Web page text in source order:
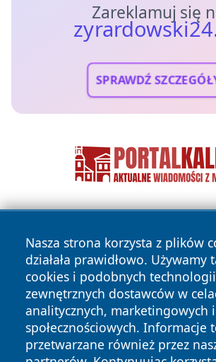
Zareklamuj się
SPRAWDŹ
Nasza strona korzysta z plików
działała prawidłowo. Używamy
cookies i podobnych
zewnętrznych dostawców w
analitycznych, marketingowych i
społecznościowych. Informacje
przetwarzane również przez
Copyright © 2026 zyrardowski24.pl
zastrzeżone.